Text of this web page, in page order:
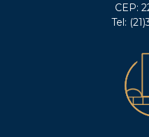
CEP:
Tel: